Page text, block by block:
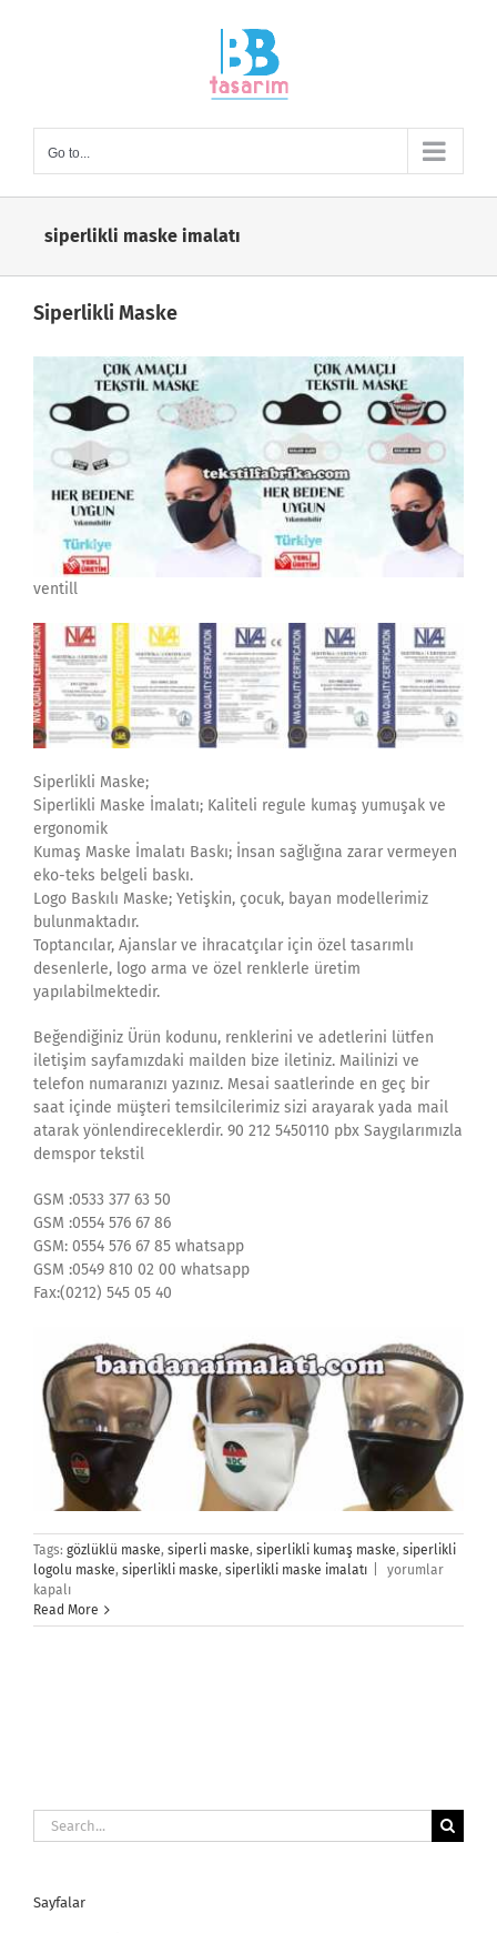
Go to...
siperlikli maske imalatı
Siperlikli Maske
ventill
Siperlikli Maske;
Siperlikli Maske İmalatı; Kaliteli regule kumaş yumuşak ve
ergonomik
Kumaş Maske İmalatı Baskı; İnsan sağlığına zarar vermeyen
eko-teks belgeli baskı.
Logo Baskılı Maske; Yetişkin, çocuk, bayan modellerimiz
bulunmaktadır.
Toptancılar, Ajanslar ve ihracatçılar için özel tasarımlı
desenlerle, logo arma ve özel renklerle üretim
yapılabilmektedir.
Beğendiğiniz Ürün kodunu, renklerini ve adetlerini lütfen
iletişim sayfamızdaki mailden bize iletiniz. Mailinizi ve
telefon numaranızı yazınız. Mesai saatlerinde en geç bir
saat içinde müşteri temsilcilerimiz sizi arayarak yada mail
atarak yönlendireceklerdir. 90 212 5450110 pbx Saygılarımızla
demspor tekstil
GSM :0533 377 63 50
GSM :0554 576 67 86
GSM: 0554 576 67 85 whatsapp
GSM :0549 810 02 00 whatsapp
Fax:(0212) 545 05 40
Tags: gözlüklü maske, siperli maske, siperlikli kumaş maske, siperlikli
logolu maske, siperlikli maske, siperlikli maske imalatı
Siperlikli
yorumlar
kapalı
Read More
Search
for:
Sayfalar